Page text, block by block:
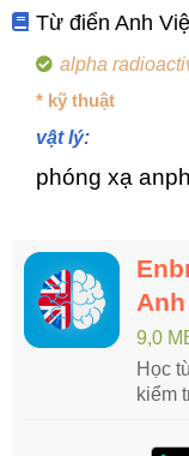
Từ điển Anh
alpha
* kỹ thuật
vật lý:
phóng xạ
Anh
9,0
Học
kiểm